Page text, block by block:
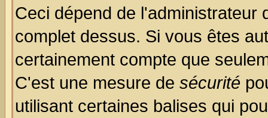
Ceci dépend de l'administrateur
complet dessus. Si vous êtes
certainement compte que
C'est une mesure de sécurité
utilisant certaines balises qui